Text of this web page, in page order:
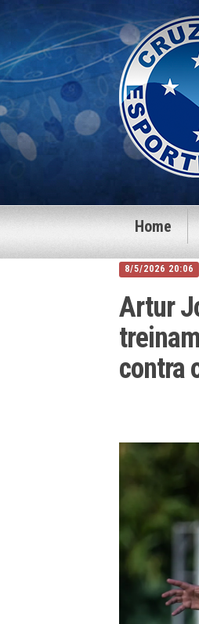
Home
8/5/2026 20:06
Artur
contra